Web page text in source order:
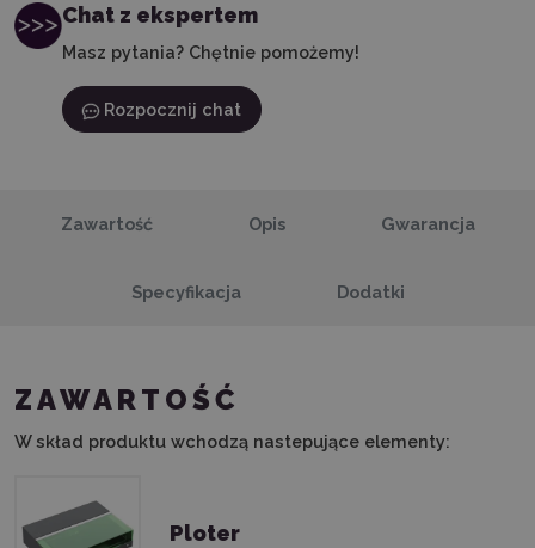
Chat z ekspertem
Masz pytania? Chętnie pomożemy!
Rozpocznij chat
Zawartość Opis Gwarancja
Specyfikacja Dodatki
ZAWARTOŚĆ
W skład produktu wchodzą nastepujące elementy:
Ploter